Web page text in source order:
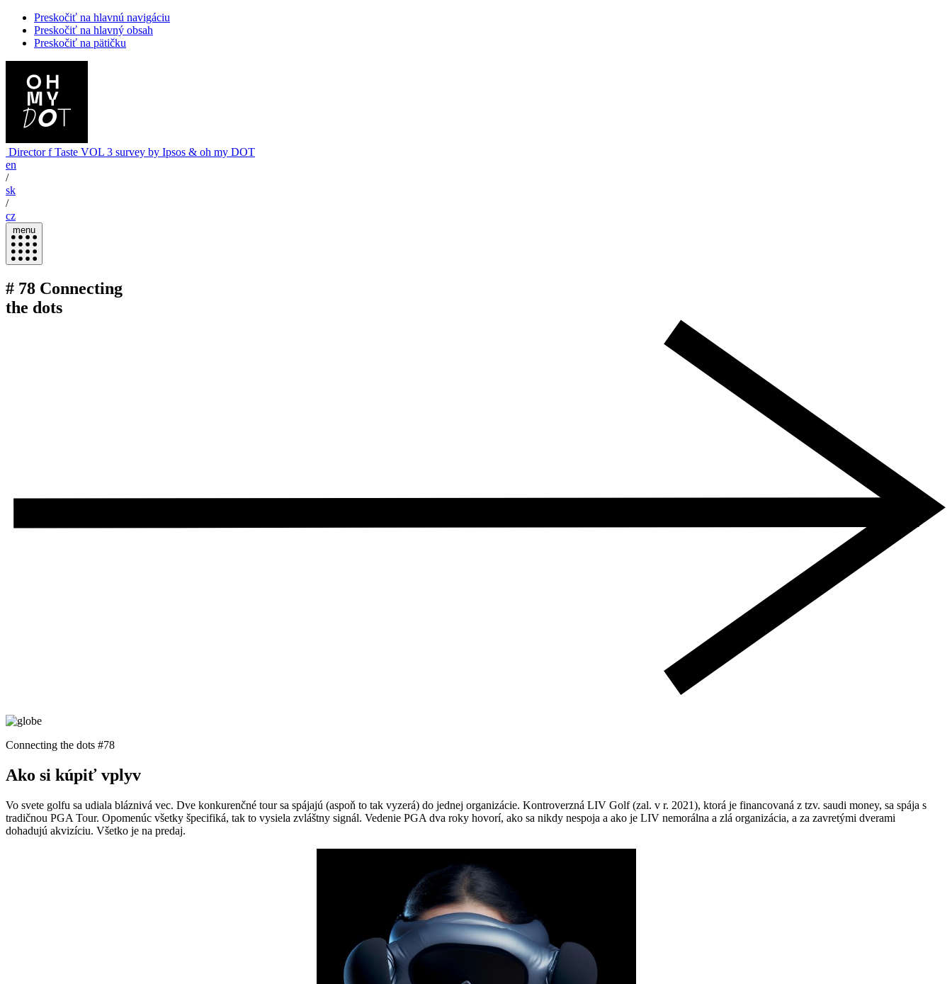
Preskočiť na hlavnú navigáciu
Preskočiť na hlavný obsah
Preskočiť na pätičku
Directorf Taste VOL 3 survey by Ipsos & oh my DOT
en
/
sk
/
cz
menu
# 78 Connecting
the dots
Connecting the dots #78
Ako si kúpiť vplyv
Vo svete golfu sa udiala bláznivá vec. Dve konkurenčné tour sa spájajú (aspoň to tak vyzerá) do jednej organizácie. Kontroverzná LIV Golf (zal. v r. 2021), ktorá je financovaná z tzv. saudi money, sa spája s
tradičnou PGA Tour. Opomenúc všetky špecifiká, tak to vysiela zvláštny signál. Vedenie PGA dva roky hovorí, ako sa nikdy nespoja a ako je LIV nemorálna a zlá organizácia, a za zavretými dverami
dohadujú akvizíciu. Všetko je na predaj.